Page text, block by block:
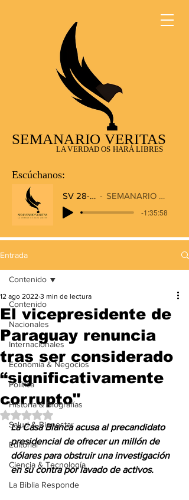
SEMANARIO VERITAS
LA VERDAD OS HARÁ LIBRES
Escúchanos:
SV 28-12-2025
SEMANARIO VERITAS RADIO
-1:35:58
Entrada
Contenido
Nacionales
Internacionales
Economía & Negocios
Política
Historia & Biografías
Salud & Bienestar
Editorial
Ciencia & Tecnología
La Biblia Responde
Contenido
El vicepresidente de
Paraguay renuncia
tras ser considerado
“significativamente
corrupto"
12 ago 2022 3 min de lectura
Obtuvo NaN de 5 estrellas.
La Casa Blanca acusa al precandidato
presidencial de ofrecer un millón de
dólares para obstruir una investigación
en su contra por lavado de activos.